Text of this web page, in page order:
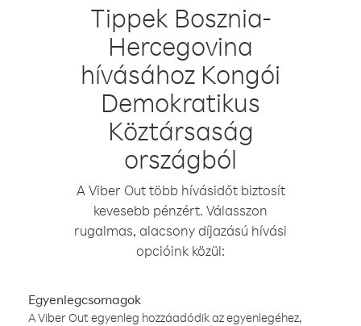
Tippek Bosznia-
Hercegovina
hívásához Kongói
Demokratikus
Köztársaság
országból
A Viber Out több hívásidőt biztosít
kevesebb pénzért. Válasszon
rugalmas, alacsony díjazású hívási
opcióink közül:
Egyenlegcsomagok
A Viber Out egyenleg hozzáadódik az egyenlegéhez,